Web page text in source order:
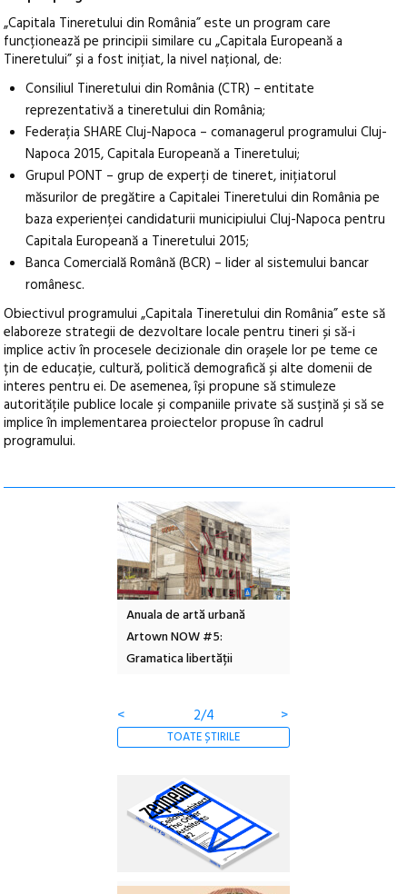
„Capitala Tineretului din România” este un program care
funcționează pe principii similare cu „Capitala Europeană a
Tineretului” și a fost inițiat, la nivel național, de:
Consiliul Tineretului din România (CTR) – entitate
reprezentativă a tineretului din România;
Federația SHARE Cluj-Napoca – comanagerul programului Cluj-
Napoca 2015, Capitala Europeană a Tineretului;
Grupul PONT – grup de experți de tineret, inițiatorul
măsurilor de pregătire a Capitalei Tineretului din România pe
baza experienței candidaturii municipiului Cluj-Napoca pentru
Capitala Europeană a Tineretului 2015;
Banca Comercială Română (BCR) – lider al sistemului bancar
românesc.
Obiectivul programului „Capitala Tineretului din România” este să
elaboreze strategii de dezvoltare locale pentru tineri și să-i
implice activ în procesele decizionale din orașele lor pe teme ce
țin de educație, cultură, politică demografică și alte domenii de
interes pentru ei. De asemenea, își propune să stimuleze
autoritățile publice locale și companiile private să susțină și să se
implice în implementarea proiectelor propuse în cadrul
programului.
Anuala de artă urbană
Artown NOW #5:
Gramatica libertății
< 2/4 >
TOATE ȘTIRILE